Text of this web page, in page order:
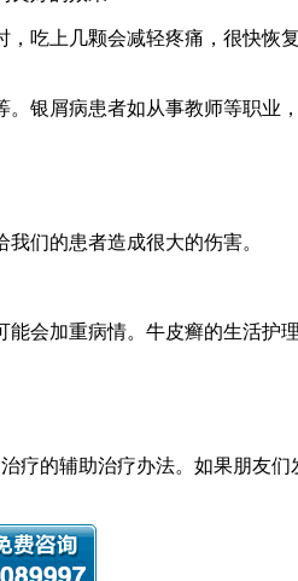
吃上几颗会减轻疼痛，很快恢
银屑病患者如从事教师等职业
们的患者造成很大的伤害。
会加重病情。牛皮癣的生活护
疗的辅助治疗办法。如果朋友